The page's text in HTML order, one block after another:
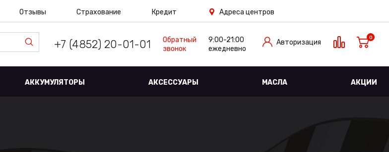
Отзывы Страхование Кредит Адреса центров
+7 (4852) 20-01-01
Обратный
звонок
9:00-21:00
ежедневно
Авторизация
0
АККУМУЛЯТОРЫ АКСЕССУАРЫ МАСЛА АКЦИИ